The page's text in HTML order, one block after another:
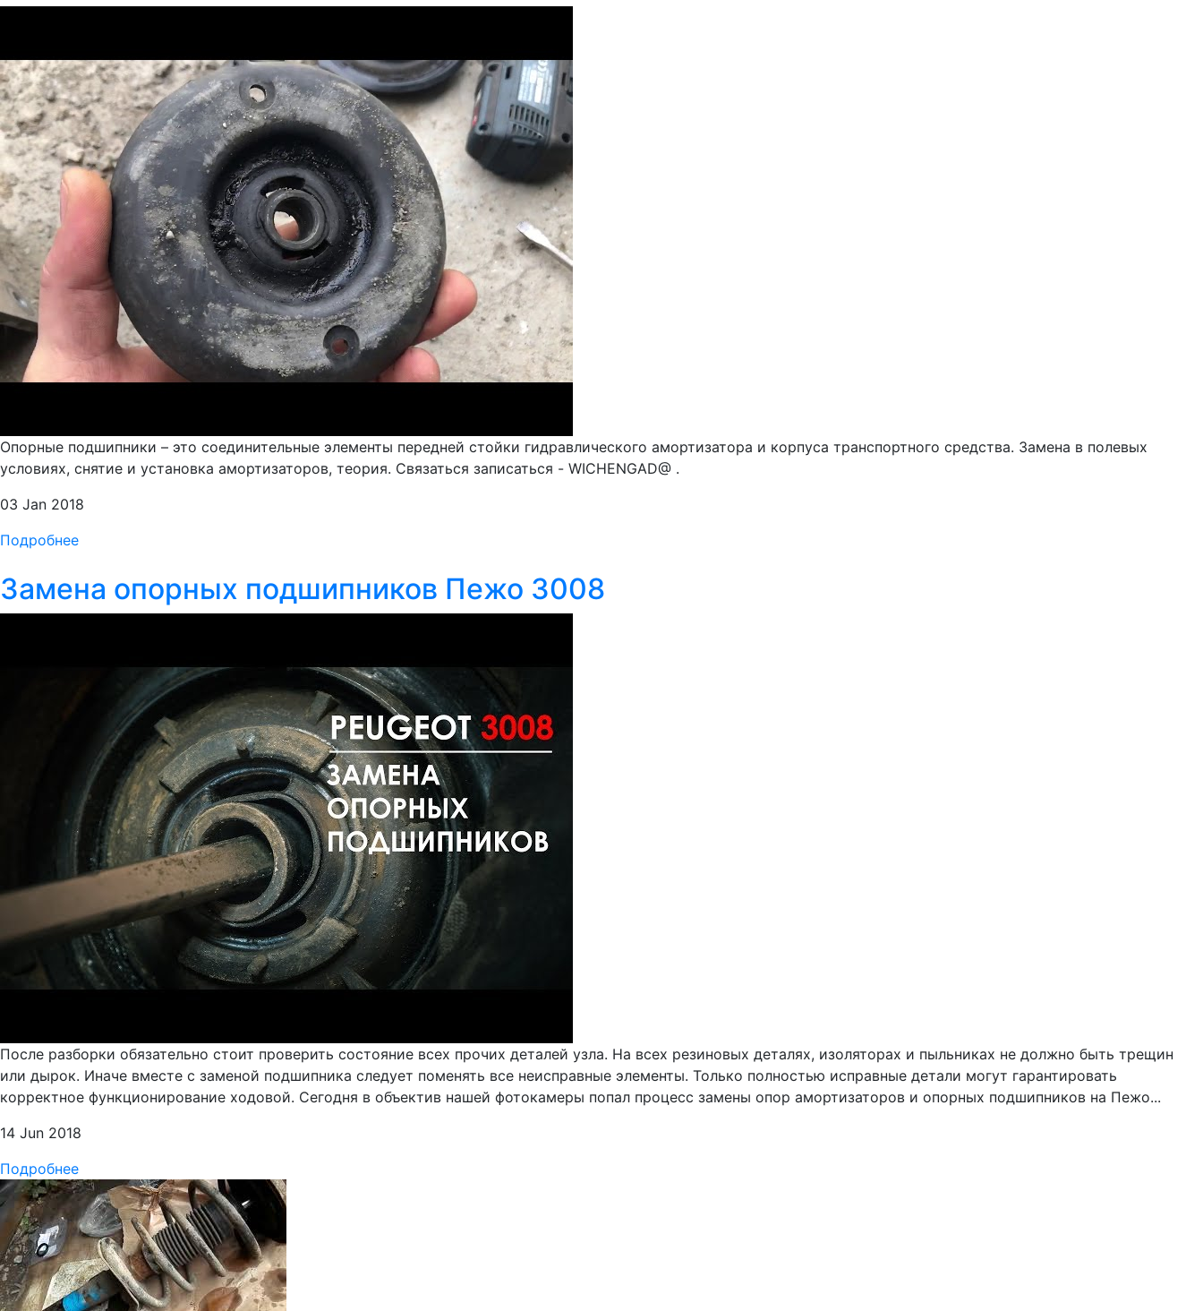
Опорные подшипники – это соединительные элементы передней стойки гидравлического амортизатора и корпуса транспортного средства. Замена в полевых
условиях, снятие и установка амортизаторов, теория. Связаться записаться - WICHENGAD@ .
03 Jan 2018
Подробнее
Замена опорных подшипников Пежо 3008
После разборки обязательно стоит проверить состояние всех прочих деталей узла. На всех резиновых деталях, изоляторах и пыльниках не должно быть трещин
или дырок. Иначе вместе с заменой подшипника следует поменять все неисправные элементы. Только полностью исправные детали могут гарантировать
корректное функционирование ходовой. Сегодня в объектив нашей фотокамеры попал процесс замены опор амортизаторов и опорных подшипников на Пежо...
14 Jun 2018
Подробнее